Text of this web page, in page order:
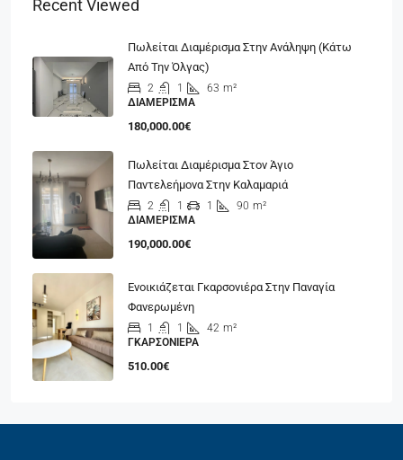
Recent Viewed
Πωλείται Διαμέρισμα Στην Ανάληψη (κάτω
Από Την Όλγας)
2 1 63 m²
ΔΙΑΜΈΡΙΣΜΑ
180,000.00€
Πωλείται Διαμέρισμα Στον Άγιο
Παντελεήμονα Στην Καλαμαριά
2 1 1 90 m²
ΔΙΑΜΈΡΙΣΜΑ
190,000.00€
Ενοικιάζεται Γκαρσονιέρα Στην Παναγία
Φανερωμένη
1 1 42 m²
ΓΚΑΡΣΟΝΙΈΡΑ
510.00€